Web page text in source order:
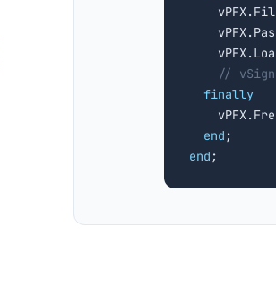
//
finally
end
end ;